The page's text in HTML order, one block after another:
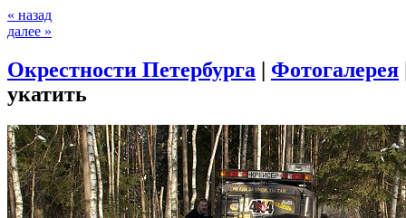
« назад
далее »
Окрестности Петербурга | Фотогалерея
укатить